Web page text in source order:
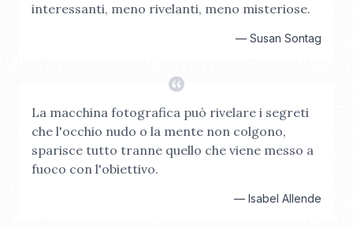
interessanti, meno rivelanti, meno misteriose.
— Susan Sontag
La macchina fotografica può rivelare i segreti
che l'occhio nudo o la mente non colgono,
sparisce tutto tranne quello che viene messo a
fuoco con l'obiettivo.
— Isabel Allende